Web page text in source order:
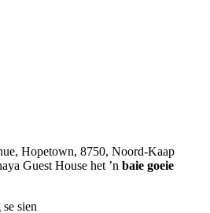
Hopetown, 8750, Noord-Kaap
Guest House het ’n baie goeie